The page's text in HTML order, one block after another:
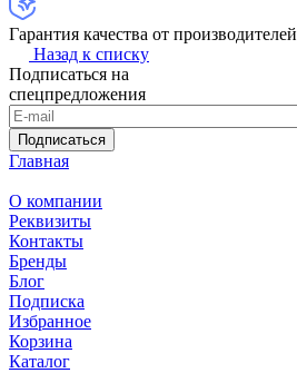
Гарантия качества от производителей
Назад к списку
Подписаться на
спецпредложения
Подписаться
Главная
О компании
Реквизиты
Контакты
Бренды
Блог
Подписка
Избранное
Корзина
Каталог